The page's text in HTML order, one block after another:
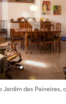
Jardim das Paineiras,